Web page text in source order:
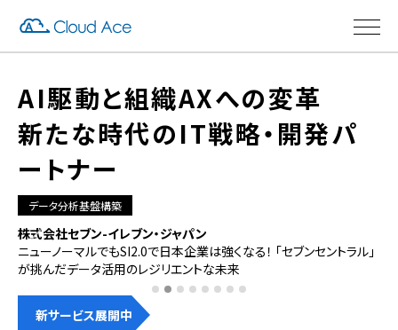
AI駆動と組織AXへの変革
新たな時代のIT戦略・開発パ
ートナー
データ分析基盤構築
株式会社セブン-イレブン・ジャパン
ニューノーマルでもSI2.0で日本企業は強くなる！ 「セブンセントラル」
が挑んだデータ活用のレジリエントな未来
新サービス展開中